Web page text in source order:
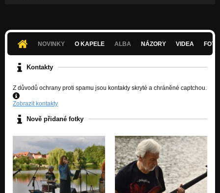
NOVINKY O KAPELE ALBA NÁZORY VIDEA
Kontakty
Z důvodů ochrany proti spamu jsou kontakty skryté a chráněné captchou.
Zobrazit kontakty
Nově přidané fotky